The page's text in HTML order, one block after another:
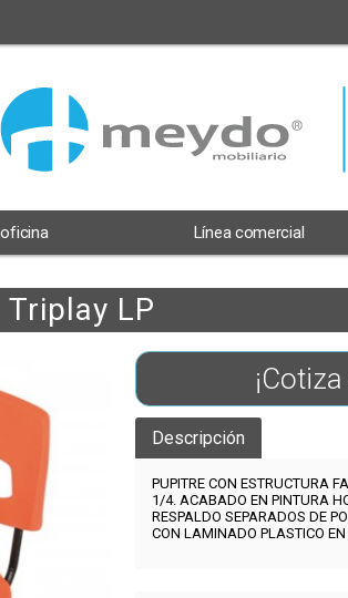
Línea comercial
LP
Descripción
PUPITRE CON ESTRUCTURA
1/4. ACABADO EN PINTURA
RESPALDO SEPARADOS DE
CON LAMINADO PLASTICO